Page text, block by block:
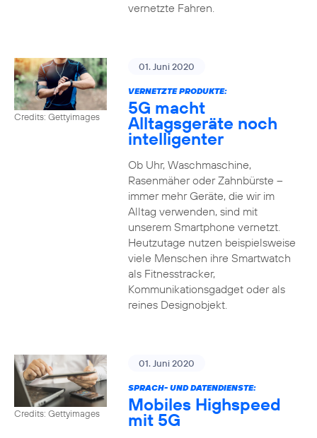
vernetzte Fahren.
Credits: Gettyimages
01. Juni 2020
VERNETZTE PRODUKTE:
5G macht
Alltagsgeräte noch
intelligenter
Ob Uhr, Waschmaschine,
Rasenmäher oder Zahnbürste –
immer mehr Geräte, die wir im
Alltag verwenden, sind mit
unserem Smartphone vernetzt.
Heutzutage nutzen beispielsweise
viele Menschen ihre Smartwatch
als Fitnesstracker,
Kommunikationsgadget oder als
reines Designobjekt.
Credits: Gettyimages
01. Juni 2020
SPRACH- UND DATENDIENSTE:
Mobiles Highspeed
mit 5G